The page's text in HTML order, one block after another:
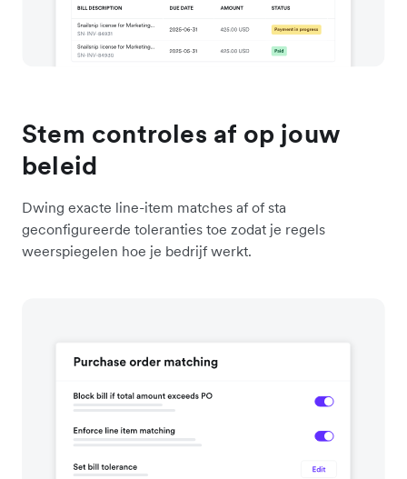
Stem controles af op jouw
beleid
Dwing exacte line-item matches af of sta
geconfigureerde toleranties toe zodat je regels
weerspiegelen hoe je bedrijf werkt.